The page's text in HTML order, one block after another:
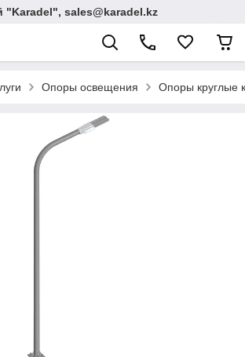
"Karadel", sales@karadel.kz
Опоры освещения Опоры круглые